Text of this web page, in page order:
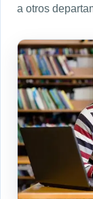
a otros